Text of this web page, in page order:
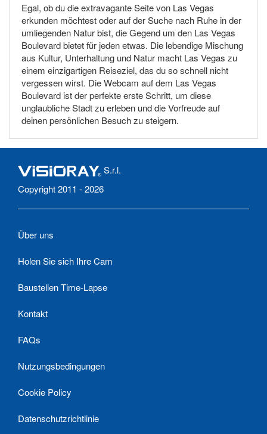
Egal, ob du die extravagante Seite von Las Vegas
erkunden möchtest oder auf der Suche nach Ruhe in der
umliegenden Natur bist, die Gegend um den Las Vegas
Boulevard bietet für jeden etwas. Die lebendige Mischung
aus Kultur, Unterhaltung und Natur macht Las Vegas zu
einem einzigartigen Reiseziel, das du so schnell nicht
vergessen wirst. Die Webcam auf dem Las Vegas
Boulevard ist der perfekte erste Schritt, um diese
unglaubliche Stadt zu erleben und die Vorfreude auf
deinen persönlichen Besuch zu steigern.
S.r.l.
Copyright 2011 - 2026
Über uns
Holen Sie sich Ihre Cam
Baustellen Time-Lapse
Kontakt
FAQs
Nutzungsbedingungen
Cookie Policy
Datenschutzrichtlinie